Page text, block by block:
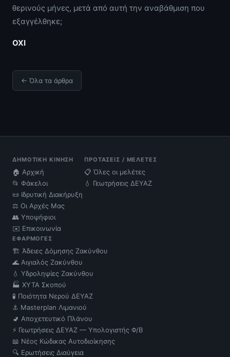
θερινούς μήνες, μετά από αυτή την αναβάθμιση που
εξαγγέλθηκε;
ΟΧΙ
← Όλα τα άρθρα
ΔΗΜΟΤΙΚΉ ΚΊΝΗΣΗ
🏠 Αρχική
📂 Φάκελοι
📜 Ιδρυτική Διακήρυξη
⚖️ Οι Αρχές Μας
👥 Υποψήφιοι
✉️ Επικοινωνία
ΠΡΟΤΆΣΕΙΣ / ΜΕΛΈΤΕΣ
📋 Όλες οι μελέτες
💧 Γεωτρήσεις ΔΕΥΑΖ
ΕΦΑΡΜΟΓΈΣ
🏗️ Άδειες Δόμησης Ζακύνθου
🌊 Αιγιαλός Ζακύνθου
💧 Υδροληψίες Ζακύνθου
🏭 ΧΥΤΑ Σκοπού
🧪 Ποιότητα Νερού ΔΕΥΑΖ
⚓ Masterplan Λιμανιού
🚽 Αποχετευτικό Πλάνου
⚡ Γεωτρήσεις ΔΕΥΑΖ — Υπολογιστής Φ/Β
📖 Νέος Κώδικας Αυτοδιοίκησης
🔍 Ερωτήσεις Διαύγεια